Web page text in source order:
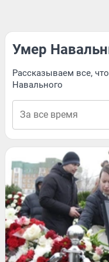
Умер
Рассказываем все,
Навального